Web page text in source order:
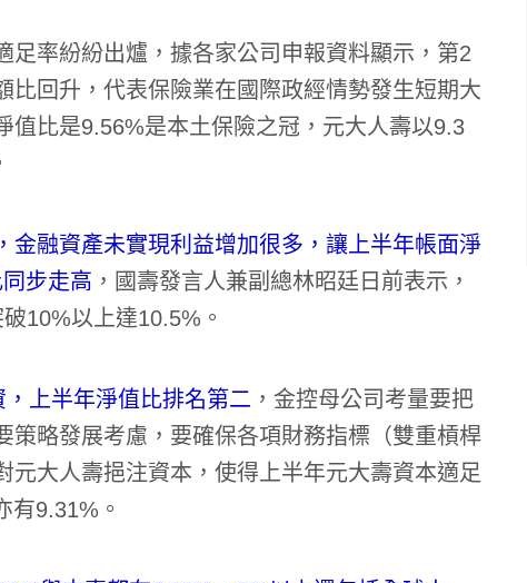
率紛紛出爐，據各家公司申報資料顯示，第2
比回升，代表保險業在國際政經情勢發生短期大
值比是9.56%是本土保險之冠，元大人壽以9.3
金融資產未實現利益增加很多，讓上半年帳面淨
步走高 ，國壽發言人兼副總林昭廷日前表示，
10%以上達10.5%。
上半年淨值比排名第二 ，金控母公司考量要把
策略發展考慮，要確保各項財務指標（雙重槓桿
元大人壽挹注資本，使得上半年元大壽資本適足
有9.31%。